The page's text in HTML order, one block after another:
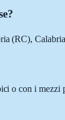
(RC),
o con i